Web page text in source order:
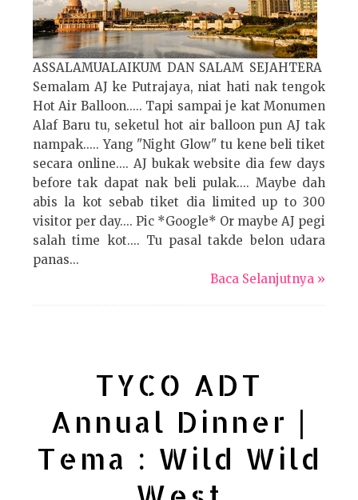
ASSALAMUALAIKUM DAN SALAM SEJAHTERA
Semalam AJ ke Putrajaya, niat hati nak tengok
Hot Air Balloon..... Tapi sampai je kat Monumen
Alaf Baru tu, seketul hot air balloon pun AJ tak
nampak..... Yang "Night Glow" tu kene beli tiket
secara online.... AJ bukak website dia few days
before tak dapat nak beli pulak.... Maybe dah
abis la kot sebab tiket dia limited up to 300
visitor per day.... Pic *Google* Or maybe AJ pegi
salah time kot.... Tu pasal takde belon udara
panas...
Baca Selanjutnya »
TYCO ADT
Annual Dinner |
Tema : Wild Wild